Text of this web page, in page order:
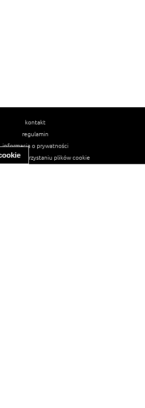
kontakt
regulamin
informacja o prywatności
o wykorzystaniu plików cookie